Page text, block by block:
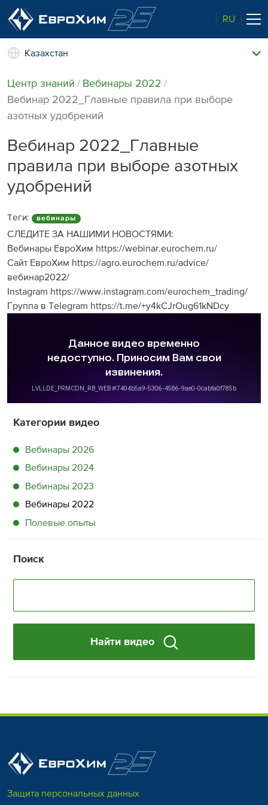
RU
Наши удобрения
О нас
Наши возможности
Забота об экологии
Полевые опыты
Новости и события
Центр знаний
Наши контакты
Казахстан
Центр знаний
Вебинары 2022
Вебинар 2022_Главные правила при выборе
азотных удобрений
Вебинар 2022_Главные
правила при выборе азотных
удобрений
Теги: вебинары
СЛЕДИТЕ ЗА НАШИМИ НОВОСТЯМИ:
Вебинары ЕвроХим https://webinar.eurochem.ru/
Сайт ЕвроХим https://agro.eurochem.ru/advice/
вебинар2022/
Instagram https://www.instagram.com/eurochem_trading/
Группа в Telegram https://t.me/+y4kCJrOug61kNDcy
Категории видео
Вебинары 2026
Вебинары 2024
Вебинары 2023
Вебинары 2022
Полевые опыты
Поиск
Найти видео
Защита персональных данных